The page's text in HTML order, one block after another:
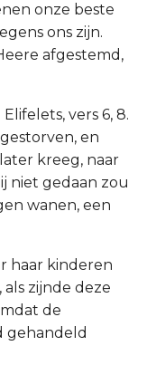
onze beste
ons zijn.
afgestemd,
vers 6, 8.
en
kreeg, naar
niet gedaan zou
wanen, een
haar kinderen
zijnde deze
de
gehandeld